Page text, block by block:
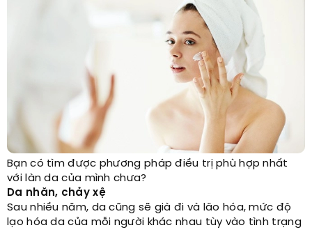
Bạn có tìm được phương pháp điều trị phù hợp nhất
với làn da của mình chưa?
Da nhăn, chảy xệ
Sau nhiều năm, da cũng sẽ già đi và lão hóa, mức độ
lạo hóa da của mỗi người khác nhau tùy vào tình trạng